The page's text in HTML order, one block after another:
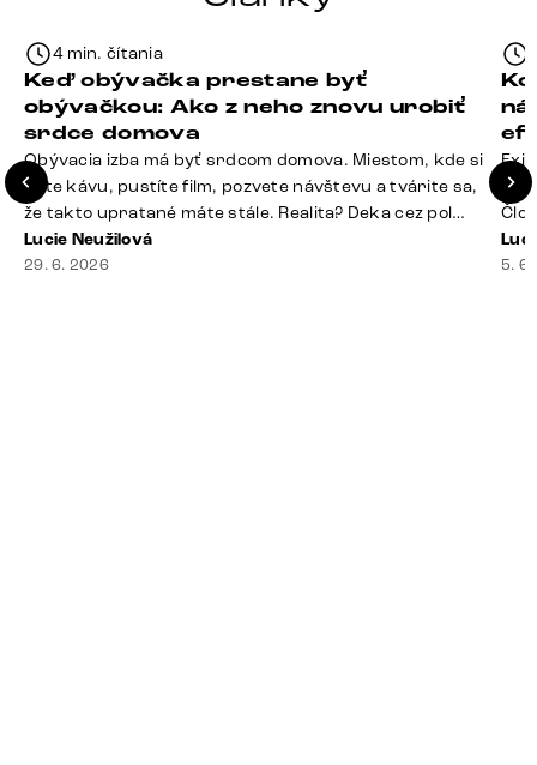
4 min. čítania
Keď obývačka prestane byť
obývačkou: Ako z neho znovu urobiť
srdce domova
Obývacia izba má byť srdcom domova. Miestom, kde si
dáte kávu, pustíte film, pozvete návštevu a tvárite sa,
že takto upratané máte stále. Realita? Deka cez pol
sedačky, ovládač záhadne zmizol, konferenčný stolík
slúži ako odkladisko všetkého od účteniek po balzam
Lucie Neužilová
29. 6. 2026
si
5.